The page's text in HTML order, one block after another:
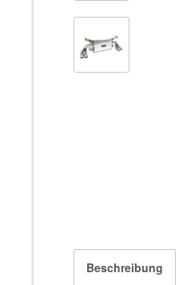
Beschreibung